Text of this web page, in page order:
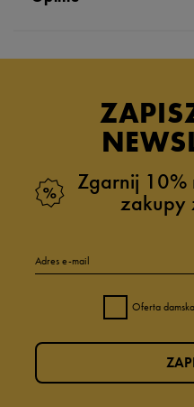
Zgarnij 10%
zakupy
Adres e-mail
Oferta damska